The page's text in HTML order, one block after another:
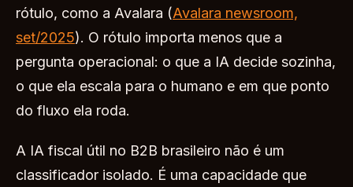
rótulo, como a Avalara (Avalara newsroom,
set/2025). O rótulo importa menos que a
pergunta operacional: o que a IA decide sozinha,
o que ela escala para o humano e em que ponto
do fluxo ela roda.
A IA fiscal útil no B2B brasileiro não é um
classificador isolado. É uma capacidade que